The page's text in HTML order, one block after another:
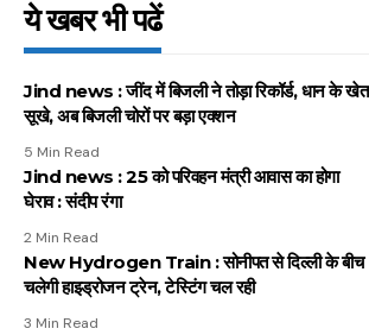
ये खबर भी पढें
Jind news : जींद में बिजली ने तोड़ा रिकॉर्ड, धान के खेत
सूखे, अब बिजली चोरों पर बड़ा एक्शन
5 Min Read
Jind news : 25 को परिवहन मंत्री आवास का होगा
घेराव : संदीप रंगा
2 Min Read
New Hydrogen Train : सोनीपत से दिल्ली के बीच
चलेगी हाइड्रोजन ट्रेन, टेस्टिंग चल रही
3 Min Read